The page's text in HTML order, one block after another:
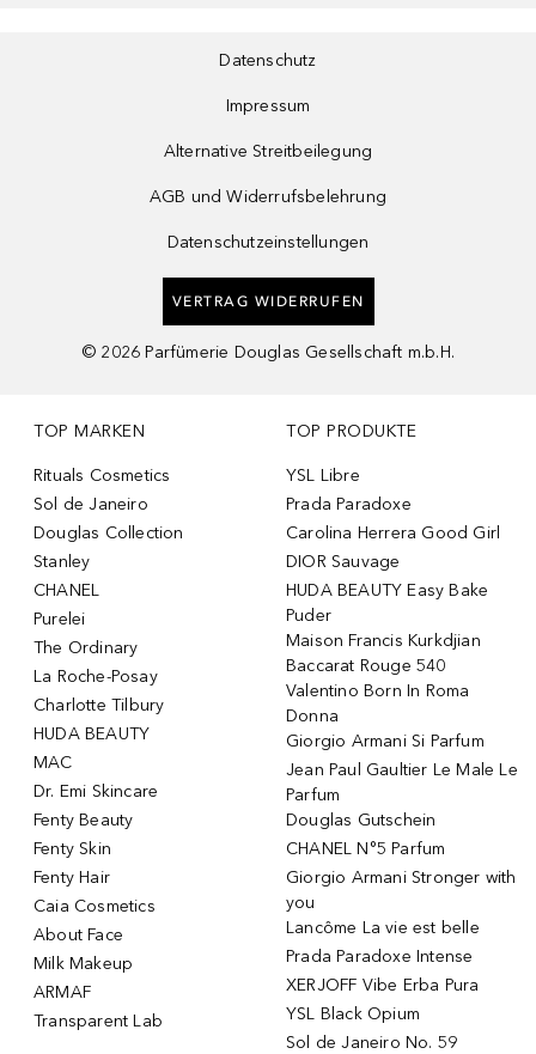
Datenschutz
Impressum
Alternative Streitbeilegung
AGB und Widerrufsbelehrung
Datenschutzeinstellungen
VERTRAG WIDERRUFEN
© 2026 Parfümerie Douglas Gesellschaft m.b.H.
TOP MARKEN
Rituals Cosmetics
Sol de Janeiro
Douglas Collection
Stanley
CHANEL
Purelei
The Ordinary
La Roche-Posay
Charlotte Tilbury
HUDA BEAUTY
MAC
Dr. Emi Skincare
Fenty Beauty
Fenty Skin
Fenty Hair
Caia Cosmetics
About Face
Milk Makeup
ARMAF
Transparent Lab
TOP PRODUKTE
YSL Libre
Prada Paradoxe
Carolina Herrera Good Girl
DIOR Sauvage
HUDA BEAUTY Easy Bake
Puder
Maison Francis Kurkdjian
Baccarat Rouge 540
Valentino Born In Roma
Donna
Giorgio Armani Si Parfum
Jean Paul Gaultier Le Male Le
Parfum
Douglas Gutschein
CHANEL N°5 Parfum
Giorgio Armani Stronger with
you
Lancôme La vie est belle
Prada Paradoxe Intense
XERJOFF Vibe Erba Pura
YSL Black Opium
Sol de Janeiro No. 59